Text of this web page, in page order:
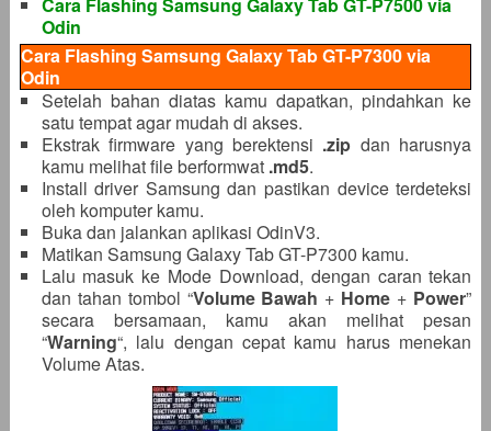
Odin
Cara Flashing Samsung Galaxy Tab GT-P7300 via
Odin
Setelah bahan diatas kamu dapatkan, pindahkan ke
satu tempat agar mudah di akses.
Ekstrak firmware yang berektensi .zip dan harusnya
kamu melihat file berformwat .md5.
Install driver Samsung dan pastikan device terdeteksi
oleh komputer kamu.
Buka dan jalankan aplikasi OdinV3.
Matikan Samsung Galaxy Tab GT-P7300 kamu.
Lalu masuk ke Mode Download, dengan caran tekan
dan tahan tombol “Volume Bawah + Home + Power”
secara bersamaan, kamu akan melihat pesan
“Warning“, lalu dengan cepat kamu harus menekan
Volume Atas.